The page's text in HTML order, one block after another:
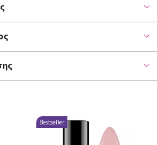
Bestseller